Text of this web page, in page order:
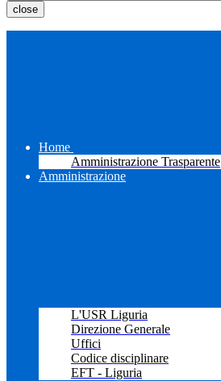
close
Home
Amministrazione Trasparente
Amministrazione
L'USR Liguria
Direzione Generale
Uffici
Codice disciplinare
EFT - Liguria